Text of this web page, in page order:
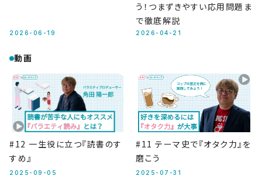
2026-06-19
う！つまずきやすい応用問題ま
で徹底解説
2026-04-21
動画
#12 一生役に立つ『読書のす
すめ』
2025-09-05
#11 テーマ史で『オタク力』を
磨こう
2025-07-31